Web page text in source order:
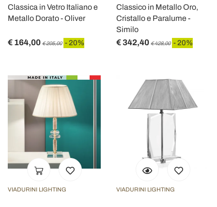
Classica in Vetro Italiano e
Metallo Dorato - Oliver
€ 164,00 € 205,00 - 20%
Classico in Metallo Oro,
Cristallo e Paralume -
Similo
€ 342,40 € 428,00 - 20%
VIADURINI LIGHTING VIADURINI LIGHTING